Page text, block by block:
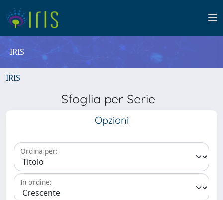
IRIS
IRIS
Sfoglia per Serie
Opzioni
Ordina per:
In ordine: